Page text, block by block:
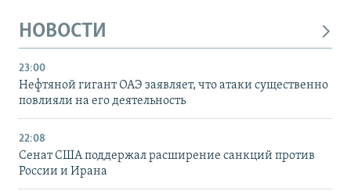
НОВОСТИ
23:00
Нефтяной гигант ОАЭ заявляет, что атаки существенно
повлияли на его деятельность
22:08
Сенат США поддержал расширение санкций против
России и Ирана